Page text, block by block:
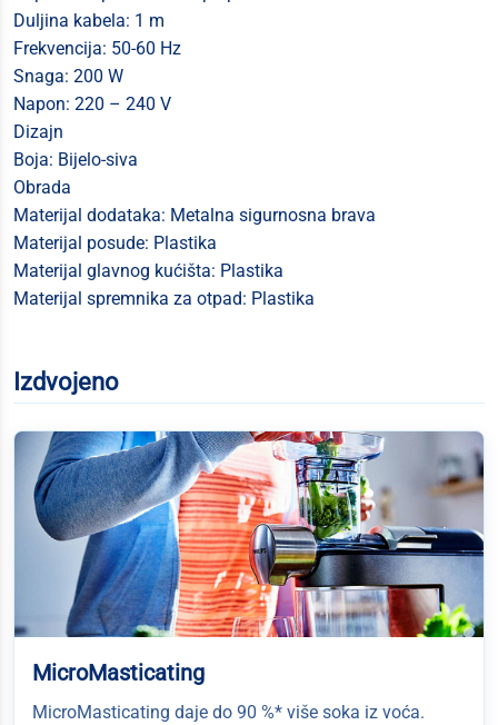
Duljina kabela: 1 m
Frekvencija: 50-60 Hz
Snaga: 200 W
Napon: 220 – 240 V
Dizajn
Boja: Bijelo-siva
Obrada
Materijal dodataka: Metalna sigurnosna brava
Materijal posude: Plastika
Materijal glavnog kućišta: Plastika
Materijal spremnika za otpad: Plastika
Izdvojeno
MicroMasticating
MicroMasticating daje do 90 %* više soka iz voća.